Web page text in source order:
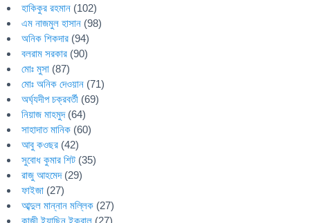
হাকিকুর রহমান (102)
এম নাজমুল হাসান (98)
অনিক শিকদার (94)
বলরাম সরকার (90)
মোঃ মুসা (87)
মোঃ অনিক দেওয়ান (71)
অর্ঘ্যদীপ চক্রবর্তী (69)
নিয়াজ মাহমুদ(64)
সাহাদাত মানিক (60)
আবু কওছর (42)
সুবোধ কুমার শিট (35)
রাজু আহমেদ(29)
ফাইজা (27)
আব্দুল মান্নান মল্লিক (27)